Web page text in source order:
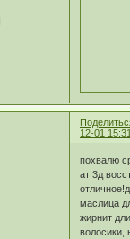
12-01
похвалю
ат 3д
маслица
жирнит
волосики,